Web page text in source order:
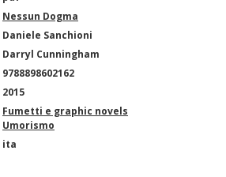
Nessun Dogma
Daniele Sanchioni
Darryl Cunningham
9788898602162
2015
Fumetti e graphic novels
Umorismo
ita